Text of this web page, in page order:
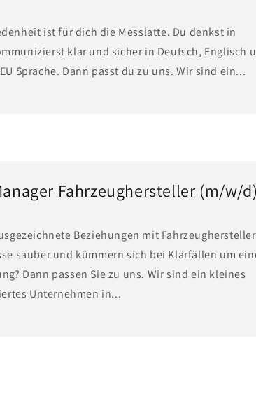
ist für dich die Messlatte. Du denkst in
klar und sicher in Deutsch, Englisch
Sprache. Dann passt du zu uns. Wir sind ein...
Fahrzeughersteller (m/w/d)
Beziehungen mit
sauber und kümmern sich bei Klärfällen um
Dann passen Sie zu uns. Wir sind ein kleines
Unternehmen in...